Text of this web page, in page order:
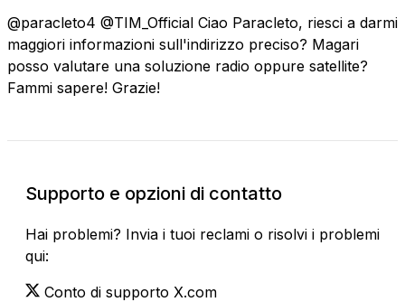
@paracleto4 @TIM_Official Ciao Paracleto, riesci a darmi
maggiori informazioni sull'indirizzo preciso? Magari
posso valutare una soluzione radio oppure satellite?
Fammi sapere! Grazie!
Supporto e opzioni di contatto
Hai problemi? Invia i tuoi reclami o risolvi i problemi
qui:
Conto di supporto X.com